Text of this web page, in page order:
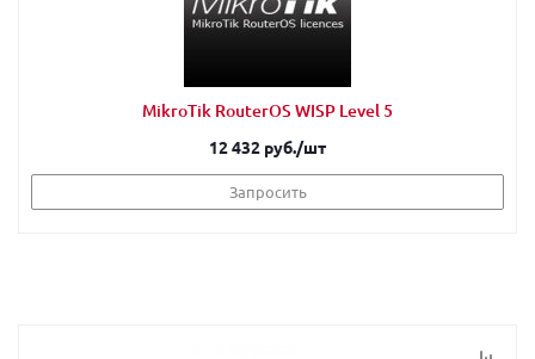
MikroTik RouterOS WISP Level 5
12 432 руб./шт
Запросить